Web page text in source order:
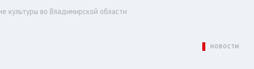
культуры во Владимирской области
НОВОСТИ